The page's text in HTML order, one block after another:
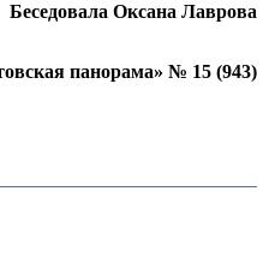
Беседовала Оксана Лаврова
панорама» № 15 (943)